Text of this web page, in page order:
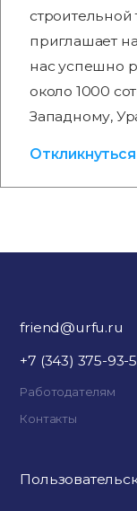
строительной
приглашает
нас успешно
около 1000
Западному,
Откликнуться
friend@urfu.ru
+7 (343) 375-93-
Работодателям
Контакты